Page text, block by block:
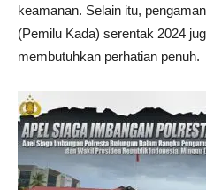
keamanan. Selain itu,
(Pemilu Kada) serentak 2024
membutuhkan perhatian penuh.